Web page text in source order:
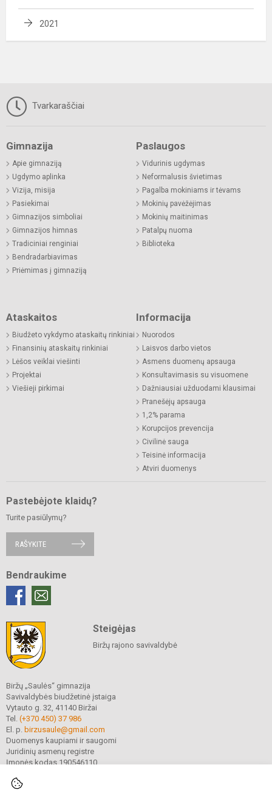
2021
Tvarkaraščiai
Gimnazija
Apie gimnaziją
Ugdymo aplinka
Vizija, misija
Pasiekimai
Gimnazijos simboliai
Gimnazijos himnas
Tradiciniai renginiai
Bendradarbiavimas
Priėmimas į gimnaziją
Paslaugos
Vidurinis ugdymas
Neformalusis švietimas
Pagalba mokiniams ir tėvams
Mokinių pavėžėjimas
Mokinių maitinimas
Patalpų nuoma
Biblioteka
Ataskaitos
Biudžeto vykdymo ataskaitų rinkiniai
Finansinių ataskaitų rinkiniai
Lėšos veiklai viešinti
Projektai
Viešieji pirkimai
Informacija
Nuorodos
Laisvos darbo vietos
Asmens duomenų apsauga
Konsultavimasis su visuomene
Dažniausiai užduodami klausimai
Pranešėjų apsauga
1,2% parama
Korupcijos prevencija
Civilinė sauga
Teisinė informacija
Atviri duomenys
Pastebėjote klaidų?
Turite pasiūlymų?
RAŠYKITE
Bendraukime
Steigėjas
Biržų rajono savivaldybė
Biržų „Saulės“ gimnazija
Savivaldybės biudžetinė įstaiga
Vytauto g. 32, 41140 Biržai
Tel. (+370 450) 37 986
El. p. birzusaule@gmail.com
Duomenys kaupiami ir saugomi
Juridinių asmenų registre
Įmonės kodas 190546110